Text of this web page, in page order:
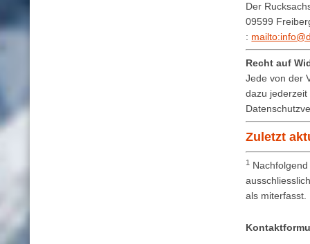
Der
09599
:
Recht auf
Jede von der
dazu
Zuletzt
1
als miterfasst.